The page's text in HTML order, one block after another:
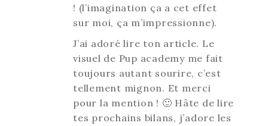
! (l’imagination ça a cet effet
sur moi, ça m’impressionne).
J’ai adoré lire ton article. Le
visuel de Pup academy me fait
toujours autant sourire, c’est
tellement mignon. Et merci
pour la mention ! 🙂 Hâte de lire
tes prochains bilans, j’adore les